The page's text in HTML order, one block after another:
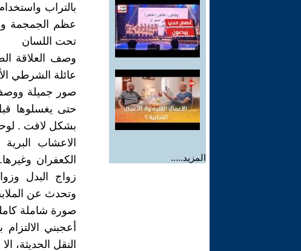
المزيد.....
بالتراب
عظم الجمجمة
تحت اللسان
وصف العلاقة
عائلة الشرطي
صور جميلة
حتى يغسلوها
بشكل لافت .
الاعشاب
الكعفران
زواج البدل
وتحدث عن
صورة شاملة
أعجبني
النقل الحديثة،